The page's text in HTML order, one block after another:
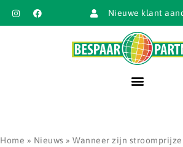
Nieuwe klant
Home » Nieuws » Wanneer zijn